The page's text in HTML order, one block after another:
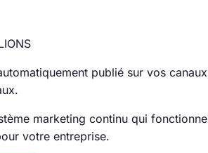
publié sur vos canaux
marketing continu qui fonctionne
votre entreprise.